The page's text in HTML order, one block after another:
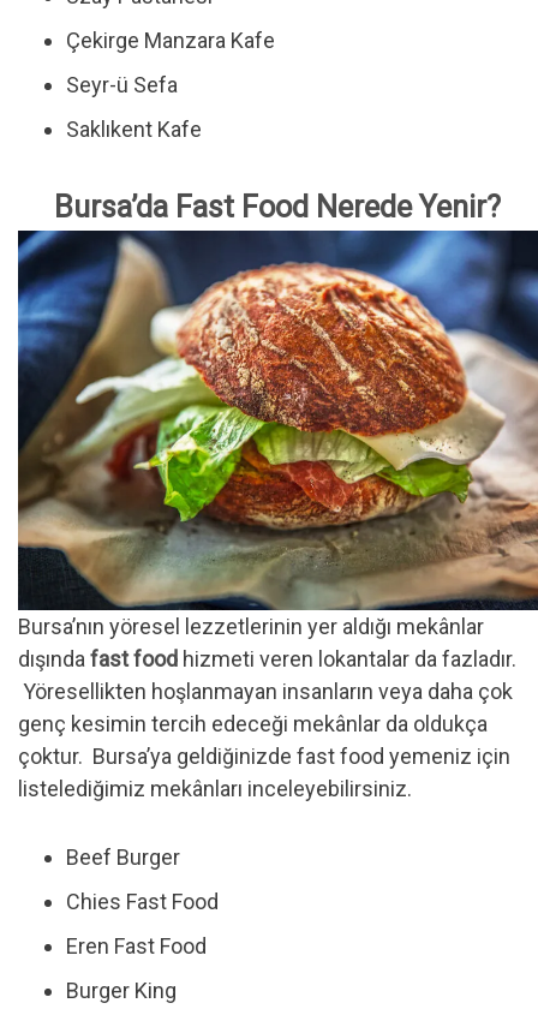
Çekirge Manzara Kafe
Seyr-ü Sefa
Saklıkent Kafe
Bursa’da Fast Food Nerede Yenir?
Bursa’nın yöresel lezzetlerinin yer aldığı mekânlar
dışında fast food hizmeti veren lokantalar da fazladır.
Yöresellikten hoşlanmayan insanların veya daha çok
genç kesimin tercih edeceği mekânlar da oldukça
çoktur. Bursa’ya geldiğinizde fast food yemeniz için
listelediğimiz mekânları inceleyebilirsiniz.
Beef Burger
Chies Fast Food
Eren Fast Food
Burger King